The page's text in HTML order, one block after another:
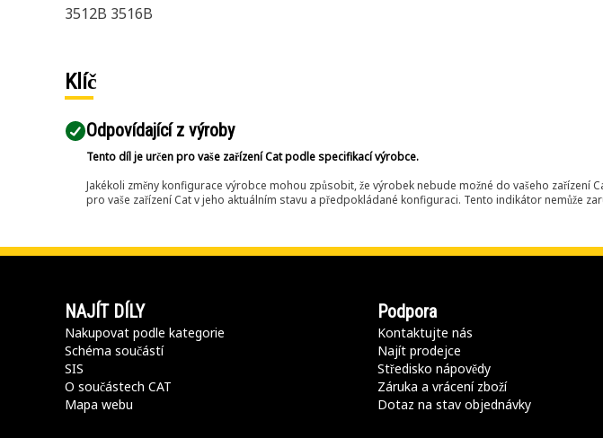
3512B 3516B
Klíč
Odpovídající z výroby
Tento díl je určen pro vaše zařízení Cat podle specifikací výrobce.
Jakékoli změny konfigurace výrobce mohou způsobit, že výrobek nebude možné do vašeho
pro vaše zařízení Cat v jeho aktuálním stavu a předpokládané konfiguraci. Tento indikátor nemůže
NAJÍT DÍLY
Nakupovat podle kategorie
Schéma součástí
SIS
O součástech CAT
Mapa webu
Podpora
Kontaktujte nás
Najít prodejce
Středisko nápovědy
Záruka a vrácení zboží
Dotaz na stav objednávky